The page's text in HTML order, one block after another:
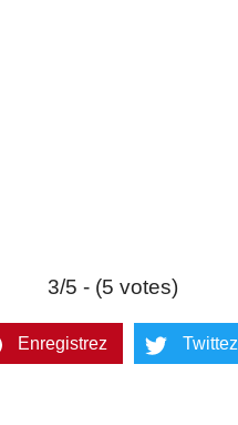
3/5 - (5 votes)
Enregistrez Twittez